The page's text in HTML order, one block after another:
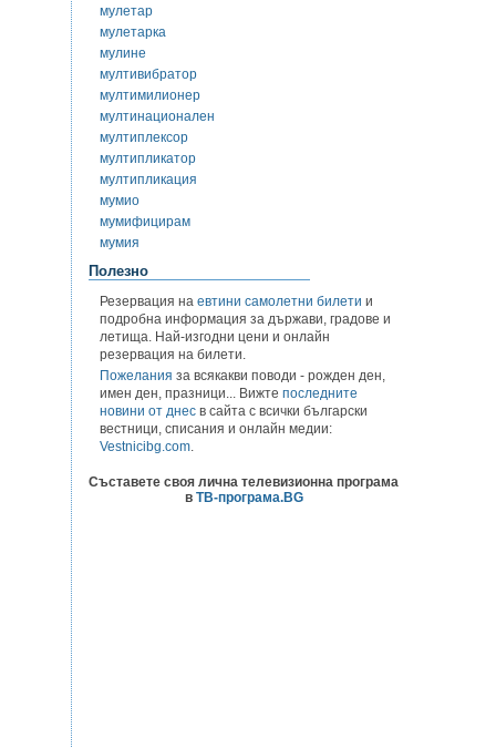
мулетар
мулетарка
мулине
мултивибратор
мултимилионер
мултинационален
мултиплексор
мултипликатор
мултипликация
мумио
мумифицирам
мумия
Полезно
Резервация на евтини самолетни билети и
подробна информация за държави, градове и
летища. Най-изгодни цени и онлайн
резервация на билети.
Пожелания за всякакви поводи - рожден ден,
имен ден, празници... Вижте последните
новини от днес в сайта с всички български
вестници, списания и онлайн медии:
Vestnicibg.com.
Съставете своя лична телевизионна програма
в ТВ-програма.BG